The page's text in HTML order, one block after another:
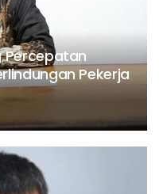
Percepatan
Pekerja